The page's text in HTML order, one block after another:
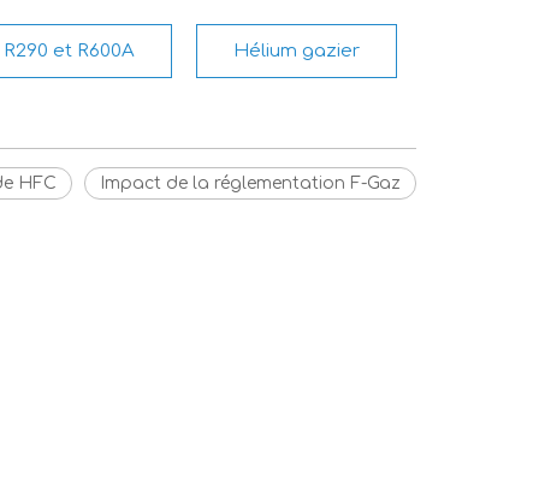
R290 et R600A Hélium gazier
HFC Impact de la réglementation F-Gaz